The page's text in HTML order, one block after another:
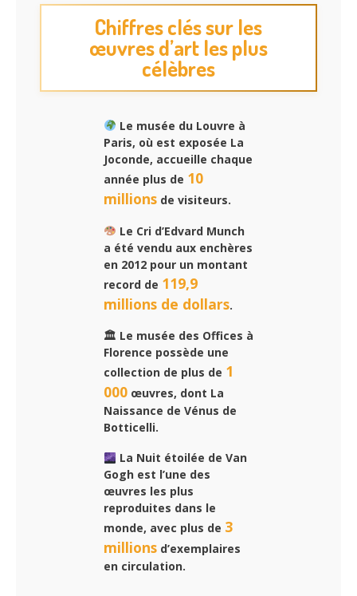
Chiffres clés sur les
œuvres d’art les plus
célèbres
Le musée du Louvre à
Paris, où est exposée La
Joconde, accueille chaque
année plus de 10
millions de visiteurs.
Le Cri d’Edvard Munch
a été vendu aux enchères
en 2012 pour un montant
record de 119,9
millions de dollars.
🏛 Le musée des Offices à
Florence possède une
collection de plus de 1
000 œuvres, dont La
Naissance de Vénus de
Botticelli.
La Nuit étoilée de Van
Gogh est l’une des
œuvres les plus
reproduites dans le
monde, avec plus de 3
millions d’exemplaires
en circulation.